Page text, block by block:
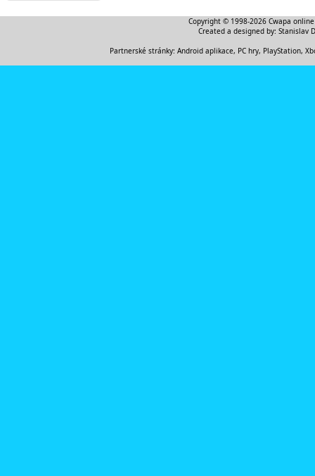
Copyright © 1998-2026 Cwapa
Created a designed by: Stanislav
Partnerské stránky: Android aplikace, PC hry, PlayStation,